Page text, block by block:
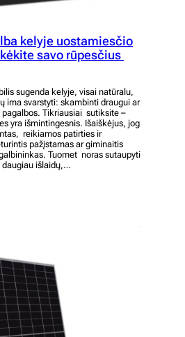
kelyje uostamiesčio
savo rūpesčius
sugenda kelyje, visai natūralu,
ima svarstyti: skambinti draugui ar
Tikriausiai sutiksite –
yra išmintingesnis. Išaiškėjus, jog
reikiamos patirties ir
pažįstamas ar giminaitis
Tuomet noras sutaupyti
išlaidų,…